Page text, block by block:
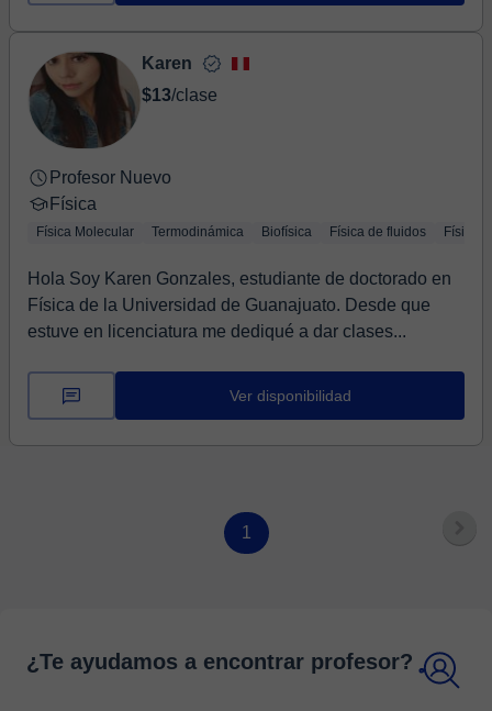
Karen
$13/clase
Profesor Nuevo
Física
Física Molecular Termodinámica Biofísica Física de fluidos Física
Hola Soy Karen Gonzales, estudiante de doctorado en
Física de la Universidad de Guanajuato. Desde que
estuve en licenciatura me dediqué a dar clases...
Ver disponibilidad
1
¿Te ayudamos a encontrar profesor?